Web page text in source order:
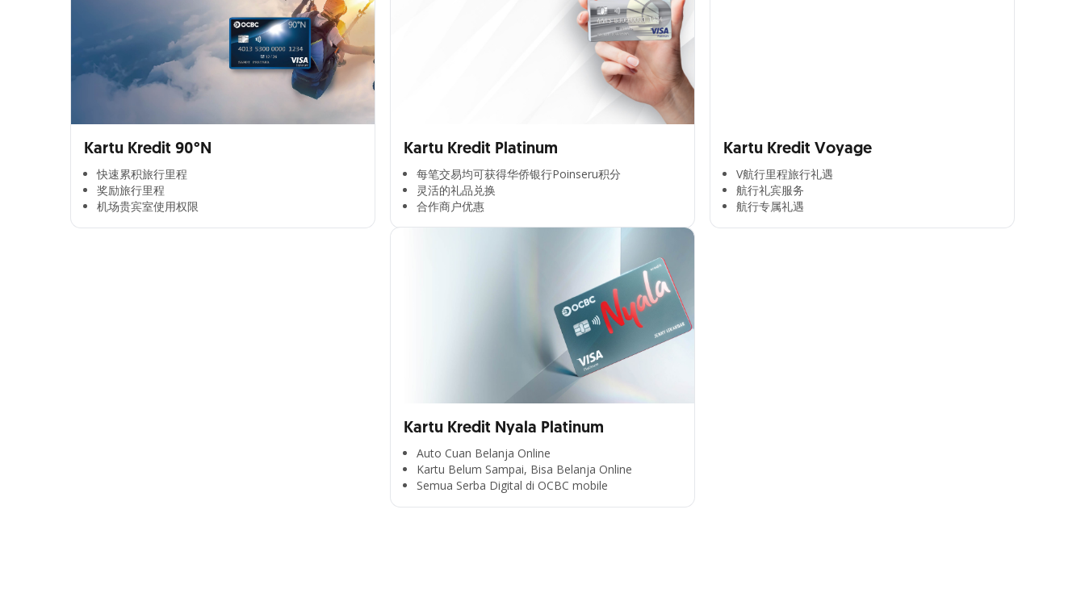
Kartu Kredit 90°N
快速累积旅行里程​
奖励旅行里程​
机场贵宾室使用权限​
Kartu Kredit Platinum
每笔交易均可获得华侨银行Poinseru积分​
灵活的礼品兑换​
合作商户优惠​
Kartu Kredit Voyage
V航行里程旅行礼遇
航行礼宾服务
航行专属礼遇
Kartu Kredit Nyala Platinum
Auto Cuan Belanja Online
Kartu Belum Sampai, Bisa Belanja Online
Semua Serba Digital di OCBC mobile